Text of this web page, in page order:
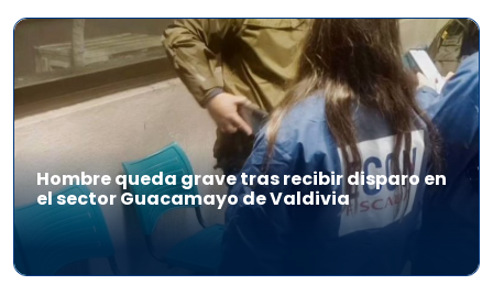
Hombre queda grave tras recibir disparo en
el sector Guacamayo de Valdivia